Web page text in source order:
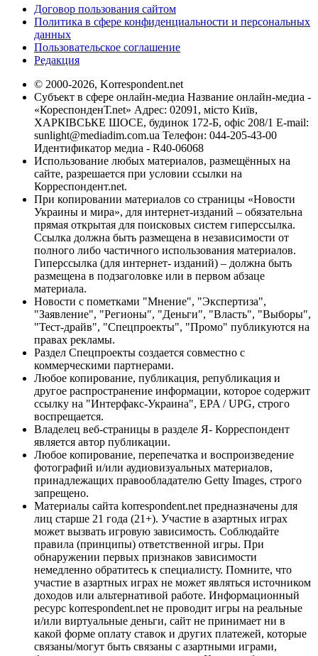
Договор пользования сайтом
Политика в сфере конфиденциальности и персональных
данных
Пользовательское соглашение
Редакция
© 2000-2026, Korrespondent.net
Субъект в сфере онлайн-медиа Название онлайн-медиа -
«КореспонденТ.net» Адрес: 02091, місто Київ,
ХАРКІВСЬКЕ ШОСЕ, будинок 172-Б, офіс 208/1 E-mail:
sunlight@mediadim.com.ua Телефон: 044-205-43-00
Идентификатор медиа - R40-06068
Использование любых материалов, размещённых на
сайте, разрешается при условии ссылки на
Корреспондент.net.
При копировании материалов со страницы «Новости
Украины и мира», для интернет-изданий – обязательна
прямая открытая для поисковых систем гиперссылка.
Ссылка должна быть размещена в независимости от
полного либо частичного использования материалов.
Гиперссылка (для интернет- изданий) – должна быть
размещена в подзаголовке или в первом абзаце
материала.
Новости с пометками "Мнение", "Экспертиза",
"Заявление", "Регионы", "Деньги", "Власть", "Выборы",
"Тест-драйв", "Спецпроекты", "Промо" публикуются на
правах рекламы.
Раздел Спецпроекты создается совместно с
коммерческими партнерами.
Любое копирование, публикация, републикация и
другое распространение информации, которое содержит
ссылку на "Интерфакс-Украина", EPA / UPG, строго
воспрещается.
Владелец веб-страницы в разделе Я- Корреспондент
является автор публикации.
Любое копирование, перепечатка и воспроизведение
фотографий и/или аудиовизуальных материалов,
принадлежащих правообладателю Getty Images, строго
запрещено.
Материалы сайта korrespondent.net предназначены для
лиц старше 21 года (21+). Участие в азартных играх
может вызвать игровую зависимость. Соблюдайте
правила (принципы) ответственной игры. При
обнаружении первых признаков зависимости
немедленно обратитесь к специалисту. Помните, что
участие в азартных играх не может являться источником
доходов или альтернативой работе. Информационный
ресурс korrespondent.net не проводит игры на реальные
и/или виртуальные деньги, сайт не принимает ни в
какой форме оплату ставок и других платежей, которые
связаны/могут быть связаны с азартными играми,